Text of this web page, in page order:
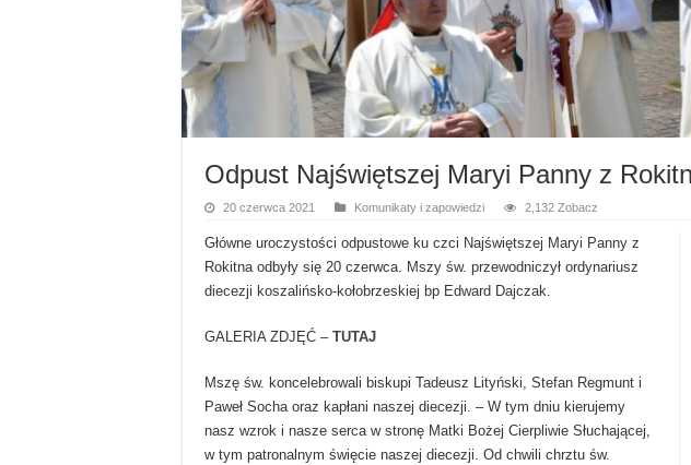
Odpust Najświętszej Maryi Panny z
20 czerwca 2021 Komunikaty i zapowiedzi 2,132 Zobacz
Główne uroczystości odpustowe ku czci Najświętszej Maryi Panny z
Rokitna odbyły się 20 czerwca. Mszy św. przewodniczył ordynariusz
diecezji koszalińsko-kołobrzeskiej bp Edward Dajczak.
GALERIA ZDJĘĆ – TUTAJ
Mszę św. koncelebrowali biskupi Tadeusz Lityński, Stefan Regmunt i
Paweł Socha oraz kapłani naszej diecezji. – W tym dniu kierujemy
nasz wzrok i nasze serca w stronę Matki Bożej Cierpliwie Słuchającej,
w tym patronalnym święcie naszej diecezji. Od chwili chrztu św.